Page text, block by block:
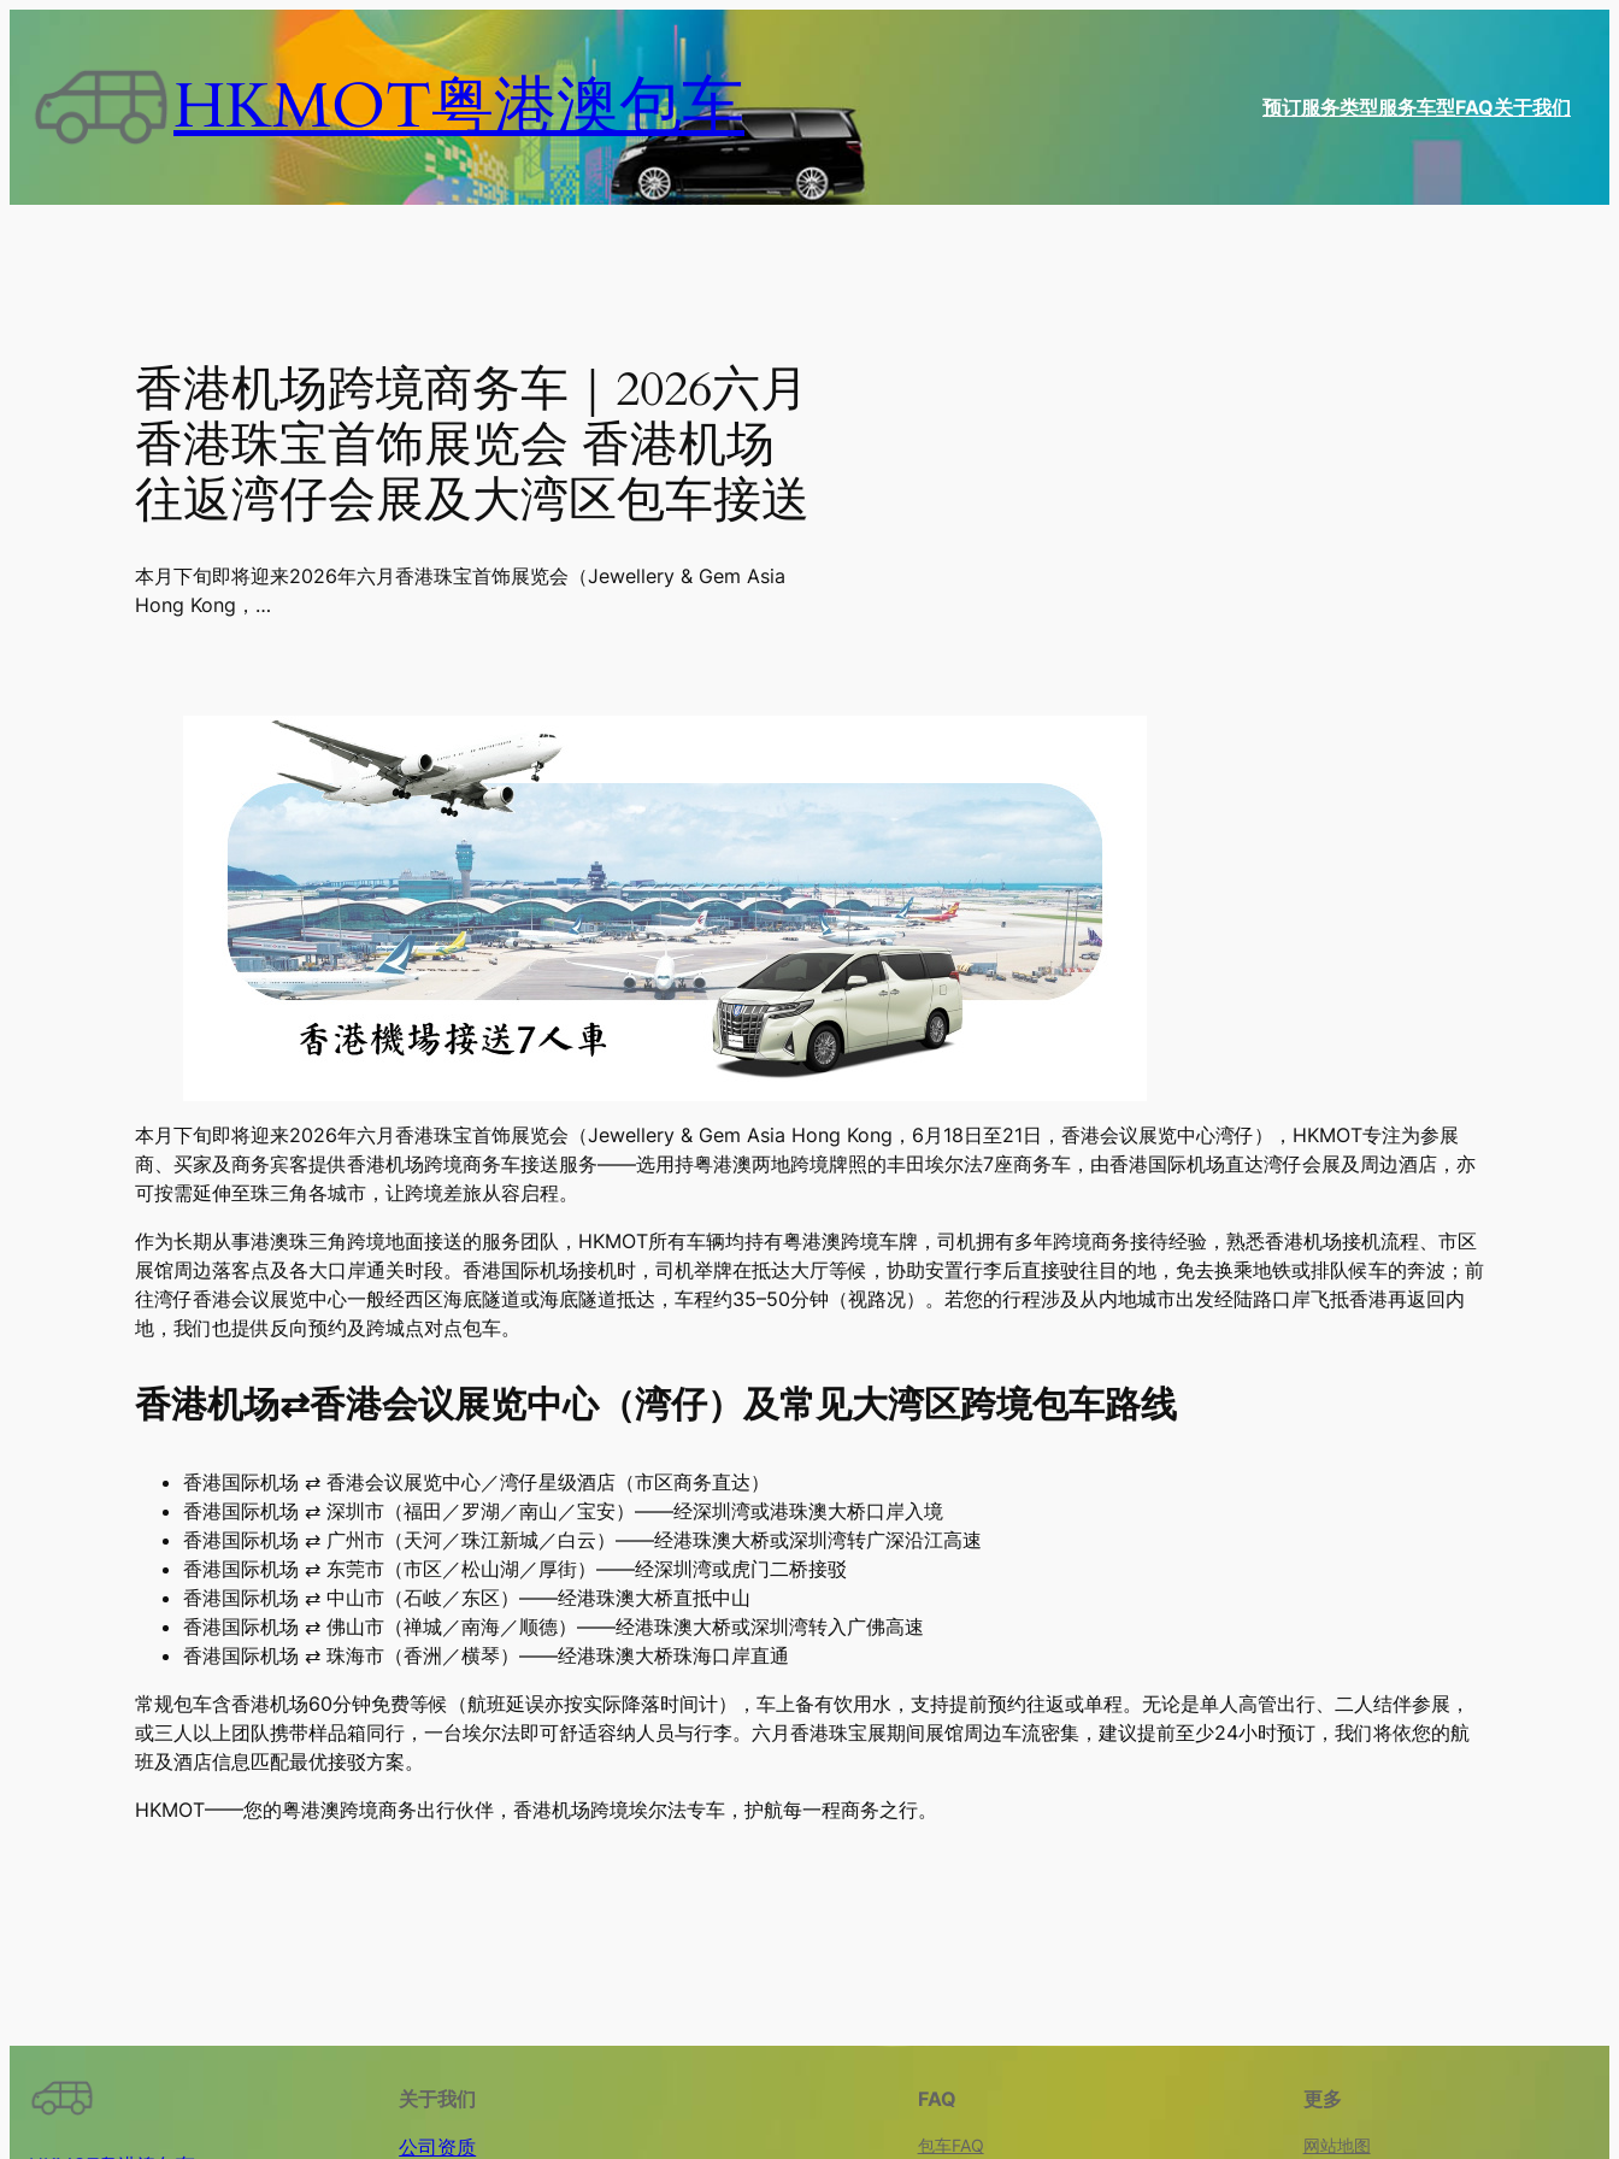
HKMOT粤港澳包车 预订服务类型服务车型FAQ关于我们
香港机场跨境商务车｜2026六月
香港珠宝首饰展览会 香港机场
往返湾仔会展及大湾区包车接送
本月下旬即将迎来2026年六月香港珠宝首饰展览会（Jewellery & Gem Asia
Hong Kong，…
本月下旬即将迎来2026年六月香港珠宝首饰展览会（Jewellery & Gem Asia Hong Kong，6月18日至21日，香港会议展览中心湾仔），HKMOT专注为参展
商、买家及商务宾客提供香港机场跨境商务车接送服务——选用持粤港澳两地跨境牌照的丰田埃尔法7座商务车，由香港国际机场直达湾仔会展及周边酒店，亦
可按需延伸至珠三角各城市，让跨境差旅从容启程。
作为长期从事港澳珠三角跨境地面接送的服务团队，HKMOT所有车辆均持有粤港澳跨境车牌，司机拥有多年跨境商务接待经验，熟悉香港机场接机流程、市区
展馆周边落客点及各大口岸通关时段。香港国际机场接机时，司机举牌在抵达大厅等候，协助安置行李后直接驶往目的地，免去换乘地铁或排队候车的奔波；前
往湾仔香港会议展览中心一般经西区海底隧道或海底隧道抵达，车程约35–50分钟（视路况）。若您的行程涉及从内地城市出发经陆路口岸飞抵香港再返回内
地，我们也提供反向预约及跨城点对点包车。
香港机场⇄香港会议展览中心（湾仔）及常见大湾区跨境包车路线
香港国际机场 ⇄ 香港会议展览中心／湾仔星级酒店（市区商务直达）
香港国际机场 ⇄ 深圳市（福田／罗湖／南山／宝安）——经深圳湾或港珠澳大桥口岸入境
香港国际机场 ⇄ 广州市（天河／珠江新城／白云）——经港珠澳大桥或深圳湾转广深沿江高速
香港国际机场 ⇄ 东莞市（市区／松山湖／厚街）——经深圳湾或虎门二桥接驳
香港国际机场 ⇄ 中山市（石岐／东区）——经港珠澳大桥直抵中山
香港国际机场 ⇄ 佛山市（禅城／南海／顺德）——经港珠澳大桥或深圳湾转入广佛高速
香港国际机场 ⇄ 珠海市（香洲／横琴）——经港珠澳大桥珠海口岸直通
常规包车含香港机场60分钟免费等候（航班延误亦按实际降落时间计），车上备有饮用水，支持提前预约往返或单程。无论是单人高管出行、二人结伴参展，
或三人以上团队携带样品箱同行，一台埃尔法即可舒适容纳人员与行李。六月香港珠宝展期间展馆周边车流密集，建议提前至少24小时预订，我们将依您的航
班及酒店信息匹配最优接驳方案。
HKMOT——您的粤港澳跨境商务出行伙伴，香港机场跨境埃尔法专车，护航每一程商务之行。
关于我们
公司资质
FAQ
包车FAQ
更多
网站地图